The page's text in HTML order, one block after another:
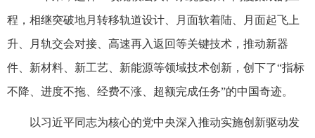
程，相继突破地月转移轨道设计、月面软着陆、月面起飞上
升、月轨交会对接、高速再入返回等关键技术，推动新器
件、新材料、新工艺、新能源等领域技术创新，创下了“指标
不降、进度不拖、经费不涨、超额完成任务”的中国奇迹。
以习近平同志为核心的党中央深入推动实施创新驱动发